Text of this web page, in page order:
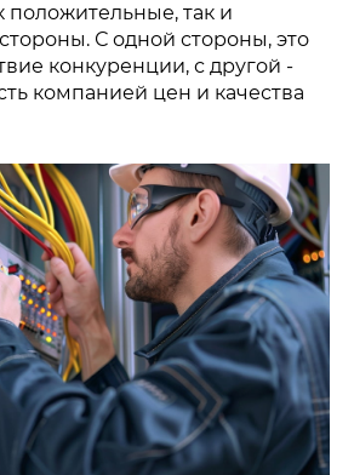
положительные, так и
С одной стороны, это
конкуренции, с другой -
компанией цен и качества